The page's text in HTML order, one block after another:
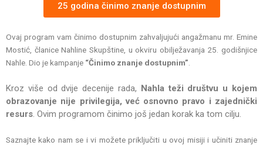
25 godina činimo znanje dostupnim
Ovaj program vam činimo dostupnim zahvaljujući angažmanu mr. Emine
Mostić, članice Nahline Skupštine, u okviru obilježavanja 25. godišnjice
Nahle. Dio je kampanje “Činimo znanje dostupnim”
Kroz više od dvije decenije rada, Nahla teži društvu u kojem
obrazovanje nije privilegija, već osnovno pravo i zajednički
resurs. Ovim programom činimo još jedan korak ka tom cilju.
Saznajte kako nam se i vi možete priključiti u ovoj misiji i učiniti znanje